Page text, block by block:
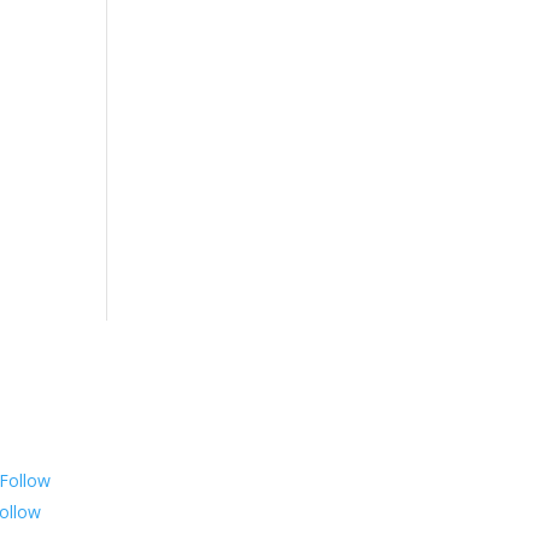
Follow